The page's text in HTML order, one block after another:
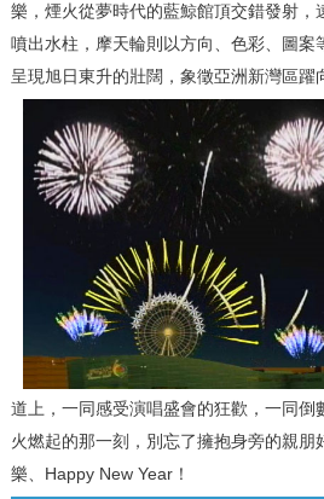
樂，煙火從夢時代的藍鯨館頂交錯發射，
噴出水柱，摩天輪則以方向、色彩、圖案
呈現旭日東升的壯闊，象徵亞洲新灣區躍
道上，一同感受演唱盛會的狂歡，一同倒
火燃起的那一刻，別忘了擁抱身旁的親朋
樂、Happy New Year！